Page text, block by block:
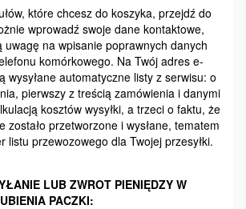
które chcesz do koszyka, przejdź do
wprowadź swoje dane kontaktowe,
uwagę na wpisanie poprawnych danych
komórkowego. Na Twój adres e-
wysyłane automatyczne listy z serwisu: o
pierwszy z treścią zamówienia i danymi
kosztów wysyłki, a trzeci o faktu, że
zostało przetworzone i wysłane, tematem
listu przewozowego dla Twojej przesyłki.
LUB ZWROT PIENIĘDZY W
PACZKI: